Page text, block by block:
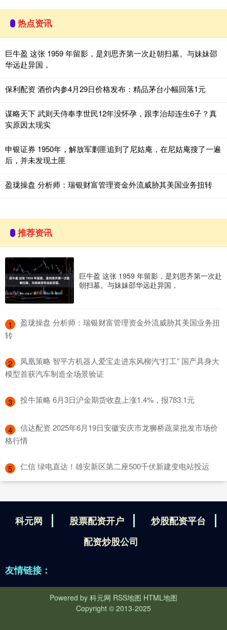
热点资讯
巨牛盈 这张 1959 年留影，是刘思齐第一次赴朝扫墓。与妹妹邵
华远赴异国，
保利配资 酒价内参4月29日价格发布：精品茅台小幅回落1元
谋略天下 武则天侍奉李世民12年没怀孕，跟李治却连生6子？真
实原因太现实
申银证券 1950年，解放军剿匪追到了尼姑庵，在尼姑庵搜了一遍
后，并未发现土匪
盈珑操盘 分析师：瑞银财富管理资金外流威胁其美国业务扭转
推荐资讯
巨牛盈 这张 1959 年留影，是刘思齐第一次赴
朝扫墓。与妹妹邵华远赴异国，
1
​盈珑操盘 分析师：瑞银财富管理资金外流威胁其美国业务扭
转
2
​凤凰策略 智平方机器人爱宝走进东风柳汽“打工” 国产具身大
模型首获汽车制造全场景验证
3 ​投牛策略 6月3日沪金期货收盘上涨1.4%，报783.1元
4
​信达配资 2025年6月19日安徽安庆市龙狮桥蔬菜批发市场价
格行情
5 ​仁信 绿电直达！雄安新区第二座500千伏新建变电站投运
科元网 股票配资开户
炒股配资平台
配资炒股公司
友情链接：
Powered by 科元网 RSS地图 HTML地图
Copyright © 2013-2025